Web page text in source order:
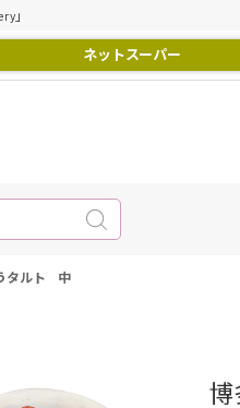
」
ネットスーパー
タルト 中
博